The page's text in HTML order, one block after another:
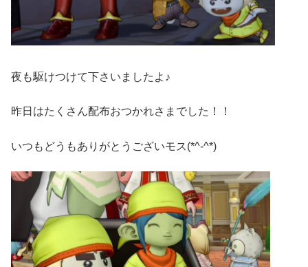
夜も駆けつけて下さいましたよ♪
昨日はたくさん配布おつかれさまでした！！
いつもどうもありがとうございモス(*^-^*)